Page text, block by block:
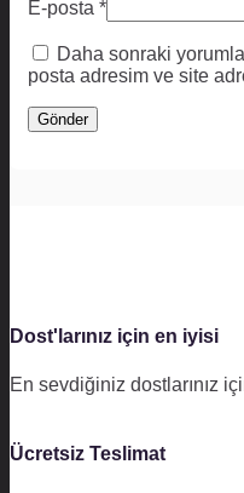
E-posta *
Daha sonraki
posta adresim ve site
Dost'larınız için en iyisi
En sevdiğiniz dostlarınız
Ücretsiz Teslimat